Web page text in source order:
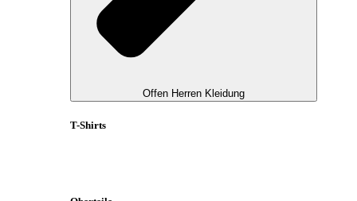
Offen Herren Kleidung
T-Shirts